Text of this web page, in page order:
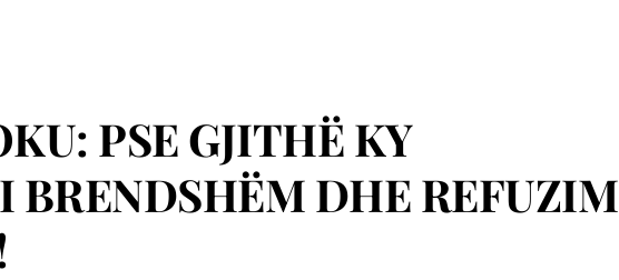
PSE GJITHË KY
BRENDSHËM DHE REFUZIM